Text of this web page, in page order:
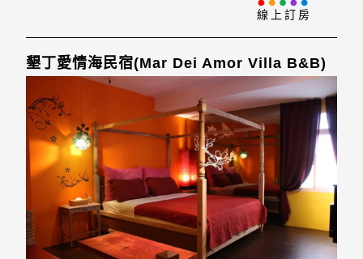
線上訂房
墾丁愛情海民宿(Mar Dei Amor Villa B&B)